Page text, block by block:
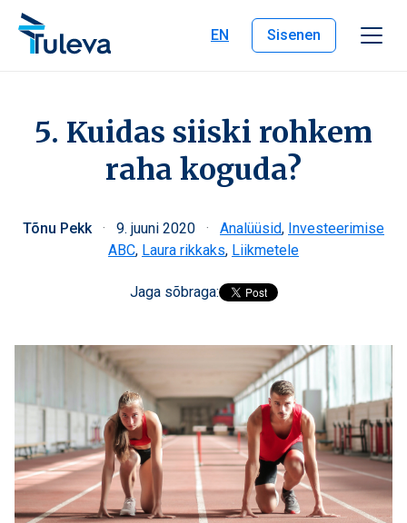
Liigu edasi sisu juurde
EN
Sisenen
5. Kuidas siiski rohkem
raha koguda?
Tõnu Pekk · 9. juuni 2020 · Analüüsid, Investeerimise
ABC, Laura rikkaks, Liikmetele
Jaga sõbraga: